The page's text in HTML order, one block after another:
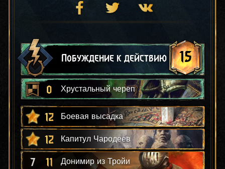
Побуждение к действию 15
0 Хрустальный череп
12 Боевая высадка
12 Капитул Чародеев
7 11 Донимир из Тройи